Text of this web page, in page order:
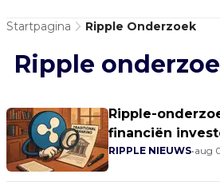
Startpagina Ripple Onderzoek
Ripple
Ripple-
financiën
in blockchain
RIPPLE NIEUWS•aug